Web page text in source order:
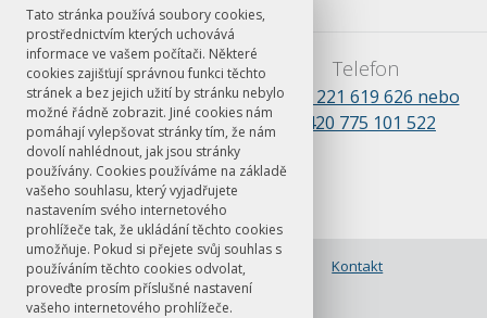
Tato stránka používá soubory cookies,
prostřednictvím kterých uchovává
informace ve vašem počítači. Některé
cookies zajišťují správnou funkci těchto
stránek a bez jejich užití by stránku nebylo
možné řádně zobrazit. Jiné cookies nám
pomáhají vylepšovat stránky tím, že nám
dovolí nahlédnout, jak jsou stránky
používány. Cookies používáme na základě
vašeho souhlasu, který vyjadřujete
nastavením svého internetového
prohlížeče tak, že ukládání těchto cookies
umožňuje. Pokud si přejete svůj souhlas s
používáním těchto cookies odvolat,
proveďte prosím příslušné nastavení
vašeho internetového prohlížeče.
E-mail
barbora.kosikova@ff.cuni.cz
Telefon
+420 221 619 626 nebo
+420 775 101 522
© FF UK 2026
Nabídka kurzů a
přihlašování
Kontakt